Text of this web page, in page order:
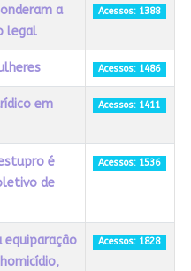
a
legal
Acessos: 1388
Acessos: 1486
em
Acessos: 1411
é
de
Acessos: 1536
equiparação
Acessos: 1828